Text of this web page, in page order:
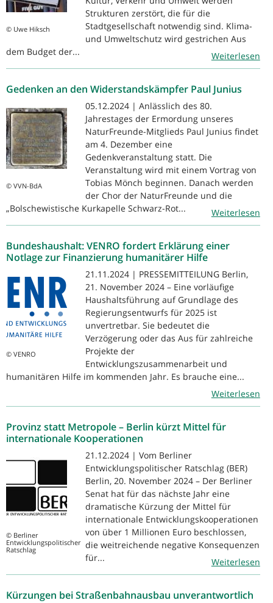
© Uwe Hiksch
Strukturen zerstört, die für die
Stadtgesellschaft notwendig sind. Klima-
und Umweltschutz wird gestrichen Aus
dem Budget der...
Weiterlesen
Gedenken an den Widerstandskämpfer Paul Junius
© VVN-BdA
05.12.2024 | Anlässlich des 80.
Jahrestages der Ermordung unseres
NaturFreunde-Mitglieds Paul Junius findet
am 4. Dezember eine
Gedenkveranstaltung statt. Die
Veranstaltung wird mit einem Vortrag von
Tobias Mönch beginnen. Danach werden
der Chor der NaturFreunde und die
„Bolschewistische Kurkapelle Schwarz-Rot...
Weiterlesen
Bundeshaushalt: VENRO fordert Erklärung einer
Notlage zur Finanzierung humanitärer Hilfe
© VENRO
21.11.2024 | PRESSEMITTEILUNG Berlin,
21. November 2024 – Eine vorläufige
Haushaltsführung auf Grundlage des
Regierungsentwurfs für 2025 ist
unvertretbar. Sie bedeutet die
Verzögerung oder das Aus für zahlreiche
Projekte der
Entwicklungszusammenarbeit und
humanitären Hilfe im kommenden Jahr. Es brauche eine...
Weiterlesen
Provinz statt Metropole – Berlin kürzt Mittel für
internationale Kooperationen
© Berliner
Entwicklungspolitischer
Ratschlag
21.12.2024 | Vom Berliner
Entwicklungspolitischer Ratschlag (BER)
Berlin, 20. November 2024 – Der Berliner
Senat hat für das nächste Jahr eine
dramatische Kürzung der Mittel für
internationale Entwicklungskooperationen
von über 1 Millionen Euro beschlossen,
die weitreichende negative Konsequenzen
für...
Weiterlesen
Kürzungen bei Straßenbahnausbau unverantwortlich